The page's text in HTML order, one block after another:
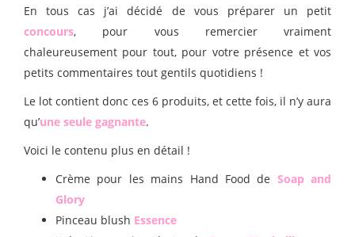
En tous cas j’ai décidé de vous préparer un petit
concours, pour vous remercier vraiment
chaleureusement pour tout, pour votre présence et vos
petits commentaires tout gentils quotidiens !
Le lot contient donc ces 6 produits, et cette fois, il n’y aura
qu’une seule gagnante.
Voici le contenu plus en détail !
Crème pour les mains Hand Food de Soap and
Glory
Pinceau blush Essence